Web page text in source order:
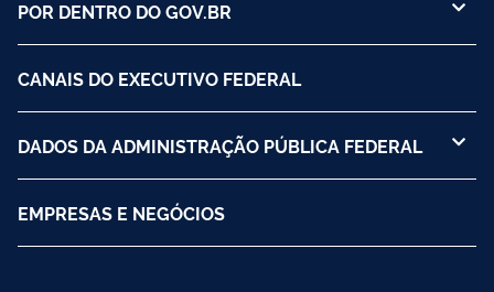
POR DENTRO DO GOV.BR
CANAIS DO EXECUTIVO FEDERAL
DADOS DA ADMINISTRAÇÃO PÚBLICA FEDERAL
EMPRESAS E NEGÓCIOS